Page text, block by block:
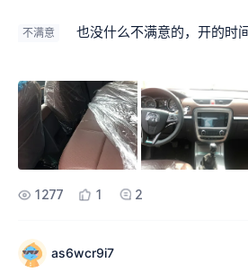
不满意 也没什么不满意的，开的时
1277 1 2
as6wcr9i7